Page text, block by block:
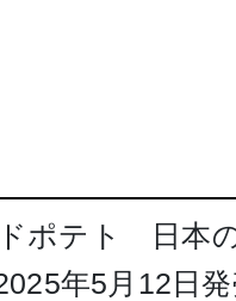
ポテト 日本
年5月12日